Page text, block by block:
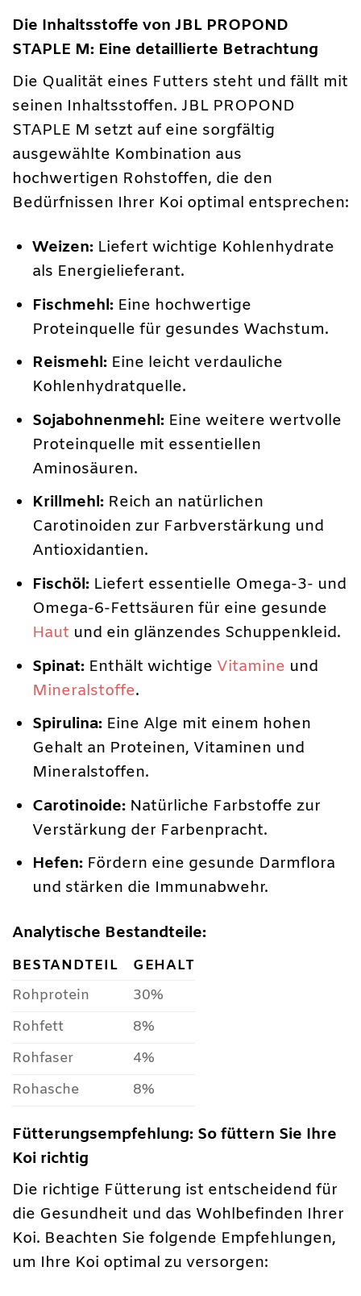
Die Inhaltsstoffe von JBL PROPOND
STAPLE M: Eine detaillierte Betrachtung
Die Qualität eines Futters steht und fällt mit
seinen Inhaltsstoffen. JBL PROPOND
STAPLE M setzt auf eine sorgfältig
ausgewählte Kombination aus
hochwertigen Rohstoffen, die den
Bedürfnissen Ihrer Koi optimal entsprechen:
Weizen: Liefert wichtige Kohlenhydrate
als Energielieferant.
Fischmehl: Eine hochwertige
Proteinquelle für gesundes Wachstum.
Reismehl: Eine leicht verdauliche
Kohlenhydratquelle.
Sojabohnenmehl: Eine weitere wertvolle
Proteinquelle mit essentiellen
Aminosäuren.
Krillmehl: Reich an natürlichen
Carotinoiden zur Farbverstärkung und
Antioxidantien.
Fischöl: Liefert essentielle Omega-3- und
Omega-6-Fettsäuren für eine gesunde
Haut und ein glänzendes Schuppenkleid.
Spinat: Enthält wichtige Vitamine und
Mineralstoffe.
Spirulina: Eine Alge mit einem hohen
Gehalt an Proteinen, Vitaminen und
Mineralstoffen.
Carotinoide: Natürliche Farbstoffe zur
Verstärkung der Farbenpracht.
Hefen: Fördern eine gesunde Darmflora
und stärken die Immunabwehr.
Analytische Bestandteile:
BESTANDTEIL
GEHALT
Rohprotein
30%
Rohfett
8%
Rohfaser
4%
Rohasche
8%
Fütterungsempfehlung: So füttern Sie Ihre
Koi richtig
Die richtige Fütterung ist entscheidend für
die Gesundheit und das Wohlbefinden Ihrer
Koi. Beachten Sie folgende Empfehlungen,
um Ihre Koi optimal zu versorgen: